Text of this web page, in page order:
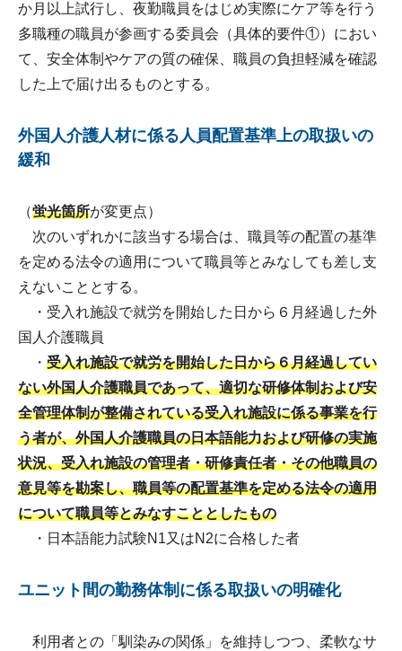
か月以上試行し、夜勤職員をはじめ実際にケア等を行う
多職種の職員が参画する委員会（具体的要件①）におい
て、安全体制やケアの質の確保、職員の負担軽減を確認
した上で届け出るものとする。
外国人介護人材に係る人員配置基準上の取扱いの
緩和
（蛍光箇所が変更点）
次のいずれかに該当する場合は、職員等の配置の基準
を定める法令の適用について職員等とみなしても差し支
えないこととする。
・受入れ施設で就労を開始した日から６月経過した外
国人介護職員
・ 受入れ施設で就労を開始した日から６月経過してい
ない外国人介護職員であって、適切な研修体制および安
全管理体制が整備されている受入れ施設に係る事業を行
う者が、外国人介護職員の日本語能力および研修の実施
状況、受入れ施設の管理者・研修責任者・その他職員の
意見等を勘案し、職員等の配置基準を定める法令の適用
について職員等とみなすこととしたもの
・日本語能力試験N1又はN2に合格した者
ユニット間の勤務体制に係る取扱いの明確化
利用者との「馴染みの関係」を維持しつつ、柔軟なサ